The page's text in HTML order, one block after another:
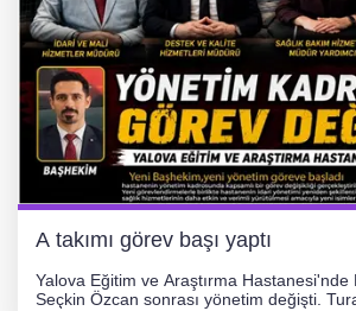
A takımı görev başı yaptı
Yalova Eğitim ve Araştırma Hastanesi'nde
Seçkin Özcan sonrası yönetim değişti.